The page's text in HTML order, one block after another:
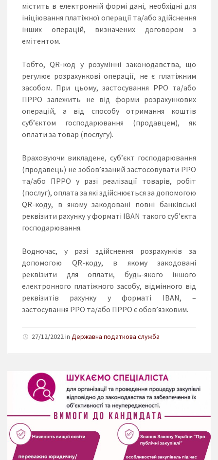
містить в електронній формі дані, необхідні для
ініціювання платіжної операції та/або здійснення
інших операцій, визначених договором з
емітентом.
Тобто, QR-код у розумінні законодавства, що
регулює розрахункові операції, не є платіжним
засобом. При цьому, застосування РРО та/або
ПРРО залежить не від форми розрахункових
операцій, а від способу отримання коштів
суб’єктом господарювання (продавцем), як
оплати за товар (послугу).
Враховуючи викладене, суб’єкт господарювання
(продавець) не зобов’язаний застосовувати РРО
та/або ПРРО у разі реалізації товарів, робіт
(послуг), оплата за які здійснюється за допомогою
QR-коду, в якому закодовані повні банківські
реквізити рахунку у форматі ІВАN такого суб’єкта
господарювання.
Водночас, у разі здійснення розрахунків за
допомогою QR-коду, в якому закодовані
реквізити для оплати, будь-якого іншого
електронного платіжного засобу, відмінного від
реквізитів рахунку у форматі ІВАN, –
застосування РРО та/або ПРРО є обов’язковим.
27/12/2022 in Державна податкова служба